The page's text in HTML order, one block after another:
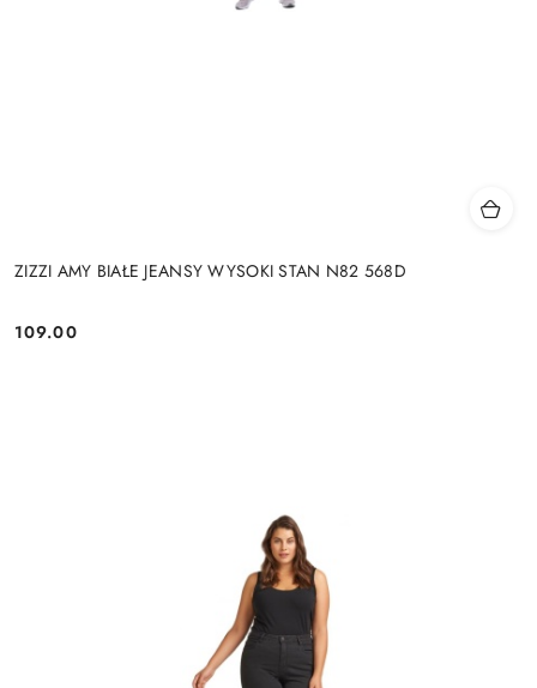
ZIZZI AMY BIAŁE JEANSY WYSOKI STAN N82 568D
Cena:
109.00